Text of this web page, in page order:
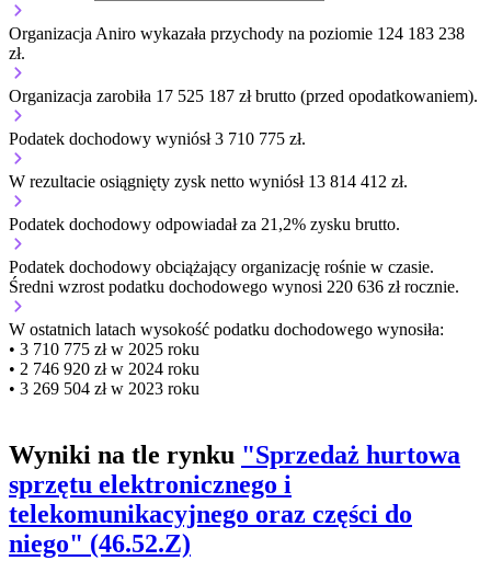
Organizacja Aniro wykazała przychody na poziomie 124 183 238
zł.
Organizacja zarobiła 17 525 187 zł brutto (przed opodatkowaniem).
Podatek dochodowy wyniósł 3 710 775 zł.
W rezultacie osiągnięty zysk netto wyniósł 13 814 412 zł.
Podatek dochodowy odpowiadał za 21,2% zysku brutto.
Podatek dochodowy obciążający organizację rośnie w czasie.
Średni wzrost podatku dochodowego wynosi 220 636 zł rocznie.
W ostatnich latach wysokość podatku dochodowego wynosiła:
• 3 710 775 zł w 2025 roku
• 2 746 920 zł w 2024 roku
• 3 269 504 zł w 2023 roku
Wyniki na tle rynku "Sprzedaż hurtowa
sprzętu elektronicznego i
telekomunikacyjnego oraz części do
niego" (46.52.Z)